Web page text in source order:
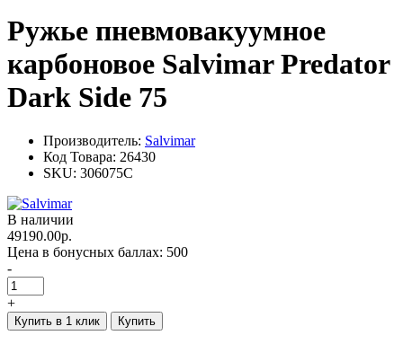
Ружье пневмовакуумное
карбоновое Salvimar Predator
Dark Side 75
Производитель: Salvimar
Код Товара: 26430
SKU: 306075C
В наличии
49190.00р.
Цена в бонусных баллах: 500
-
+
Купить в 1 клик Купить